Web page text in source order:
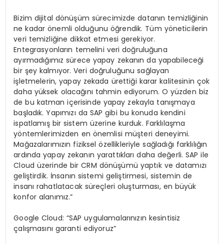
Bizim dijital dönüşüm sürecimizde datanın temizliğinin
ne kadar önemli olduğunu öğrendik. Tüm yöneticilerin
veri temizliğine dikkat etmesi gerekiyor.
Entegrasyonların temelini veri doğruluğuna
ayırmadığımız sürece yapay zekanın da yapabileceği
bir şey kalmıyor. Veri doğruluğunu sağlayan
işletmelerin, yapay zekada ürettiği karar kalitesinin çok
daha yüksek olacağını tahmin ediyorum. O yüzden biz
de bu katman içerisinde yapay zekayla tanışmaya
başladık. Yapımızı da SAP gibi bu konuda kendini
ispatlamış bir sistem üzerine kurduk. Farklılaşma
yöntemlerimizden en önemlisi müşteri deneyimi.
Mağazalarımızın fiziksel özellikleriyle sağladığı farklılığın
ardında yapay zekanın yarattıkları daha değerli. SAP ile
Cloud üzerinde bir CRM dönüşümü yaptık ve datamızı
geliştirdik. İnsanın sistemi geliştirmesi, sistemin de
insanı rahatlatacak süreçleri oluşturması, en büyük
konfor alanımız.”
Google Cloud: “SAP uygulamalarınızın kesintisiz
çalışmasını garanti ediyoruz”